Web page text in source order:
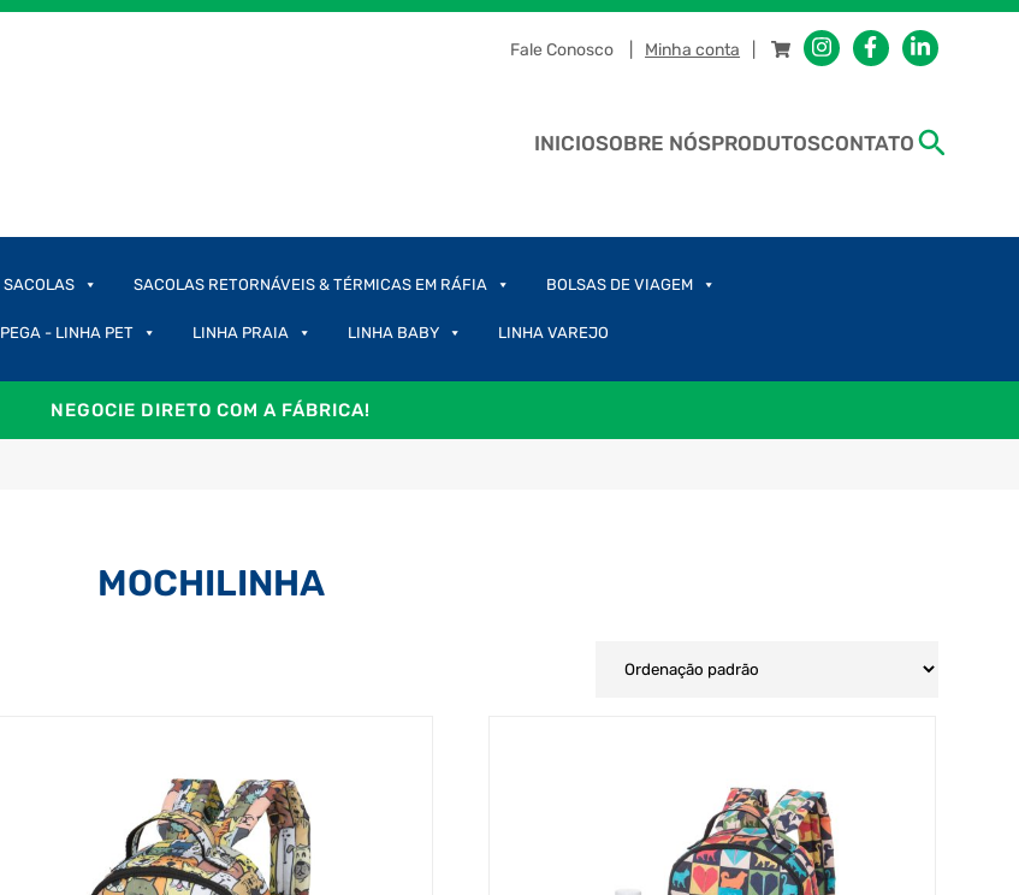
Fale Conosco Minha conta
INICIOSOBRE NÓSPRODUTOSCONTATO
SACOLAS SACOLAS RETORNÁVEIS & TÉRMICAS EM RÁFIA BOLSAS DE VIAGEM
PEGA - LINHA PET LINHA PRAIA LINHA BABY LINHA VAREJO
NEGOCIE DIRETO COM A FÁBRICA!
MOCHILINHA